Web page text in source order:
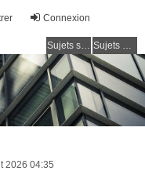
Connexion
Sujets sans réponse Sujets actifs
2026 04:35